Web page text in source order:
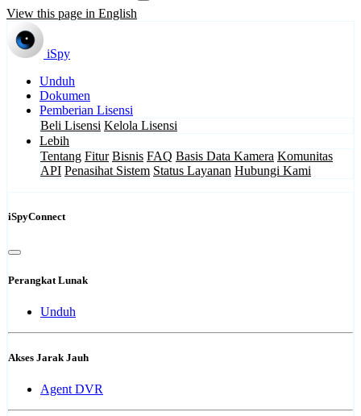
View this page in English
iSpy
Unduh
Dokumen
Pemberian Lisensi
Beli Lisensi Kelola Lisensi
Lebih
Tentang Fitur Bisnis FAQ Basis Data Kamera Komunitas
API Penasihat Sistem Status Layanan Hubungi Kami
iSpyConnect
Perangkat Lunak
Unduh
Akses Jarak Jauh
Agent DVR